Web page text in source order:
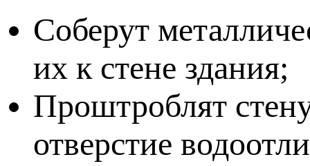
Соберут
их к стене здания;
Проштроблят
отверстие